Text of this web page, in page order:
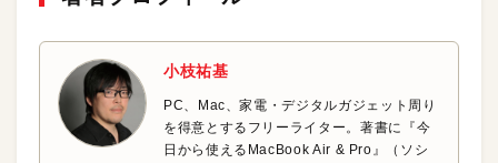
小枝祐基
PC、Mac、家電・デジタルガジェット周り
を得意とするフリーライター。著書に『今
日から使えるMacBook Air & Pro』（ソシ